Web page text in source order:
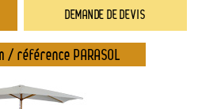
DEMANDE DE DEVIS
/ référence PARASOL